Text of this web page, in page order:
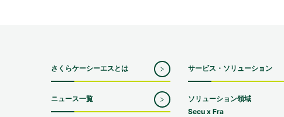
さくらケーシーエスとは
ニュース一覧
サービス・ソリューション
ソリューション領域
Secu x Fra